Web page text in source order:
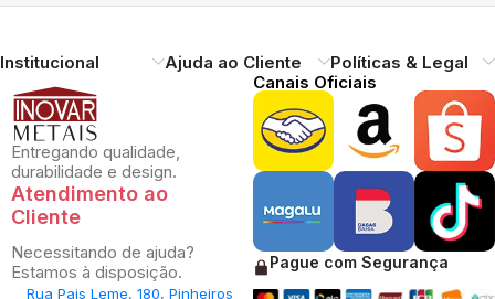
Institucional Ajuda ao Cliente Políticas & Legal
Entregando qualidade,
durabilidade e design.
Atendimento ao
Cliente
Necessitando de ajuda?
Estamos à disposição.
Rua Pais Leme, 180, Pinheiros
Canais Oficiais
Pague com Segurança